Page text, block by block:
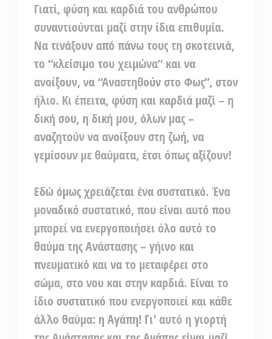
Γιατί, φύση και καρδιά του ανθρώπου
συναντιούνται μαζί στην ίδια επιθυμία.
Να τινάξουν από πάνω τους τη σκοτεινιά,
το “κλείσιμο του χειμώνα” και να
ανοίξουν, να “Αναστηθούν στο Φως”, στον
ήλιο. Κι έπειτα, φύση και καρδιά μαζί – η
δική σου, η δική μου, όλων μας –
αναζητούν να ανοίξουν στη ζωή, να
γεμίσουν με θαύματα, έτσι όπως αξίζουν!
Εδώ όμως χρειάζεται ένα συστατικό. Ένα
μοναδικό συστατικό, που είναι αυτό που
μπορεί να ενεργοποιήσει όλο αυτό το
θαύμα της Ανάστασης – γήινο και
πνευματικό και να το μεταφέρει στο
σώμα, στο νου και στην καρδιά. Είναι το
ίδιο συστατικό που ενεργοποιεί και κάθε
άλλο θαύμα: η Αγάπη! Γι’ αυτό η γιορτή